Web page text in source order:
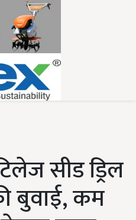
सीड ड्रिल
बुवाई, कम